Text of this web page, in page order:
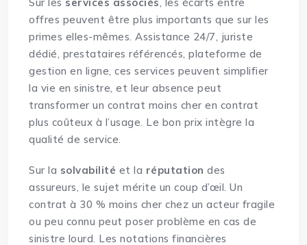
Sur les services associés, les écarts entre
offres peuvent être plus importants que sur les
primes elles-mêmes. Assistance 24/7, juriste
dédié, prestataires référencés, plateforme de
gestion en ligne, ces services peuvent simplifier
la vie en sinistre, et leur absence peut
transformer un contrat moins cher en contrat
plus coûteux à l’usage. Le bon prix intègre la
qualité de service.
Sur la solvabilité et la réputation des
assureurs, le sujet mérite un coup d’œil. Un
contrat à 30 % moins cher chez un acteur fragile
ou peu connu peut poser problème en cas de
sinistre lourd. Les notations financières